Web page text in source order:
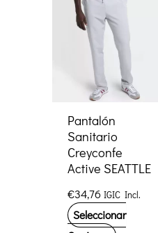
Las
opciones
se
pueden
en
la
página
de
producto
Pantalón
Sanitario
Creyconfe
Active SEATTLE
€34,76 IGIC Incl.
Seleccionar